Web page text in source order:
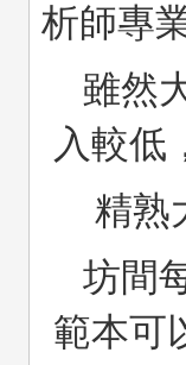
析師專
雖然
入較
精熟
坊間
範本